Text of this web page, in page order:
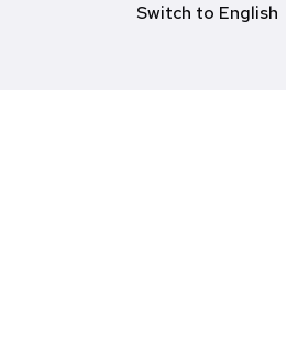
Switch to English